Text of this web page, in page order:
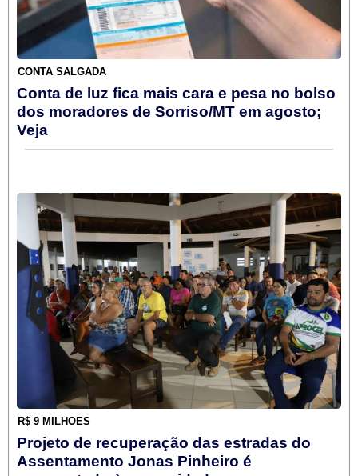
CONTA SALGADA
Conta de luz fica mais cara e pesa no bolso
dos moradores de Sorriso/MT em agosto;
Veja
R$ 9 MILHÕES
Projeto de recuperação das estradas do
Assentamento Jonas Pinheiro é